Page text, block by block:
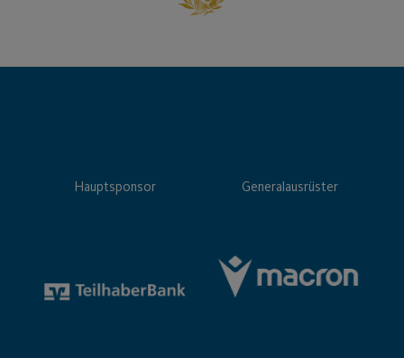
Hauptsponsor Generalausrüster